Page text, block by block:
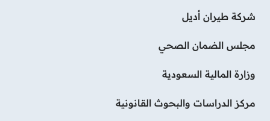
شركة طيران أديل
مجلس الضمان الصحي
وزارة المالية السعودية
مركز الدراسات والبحوث القانونية